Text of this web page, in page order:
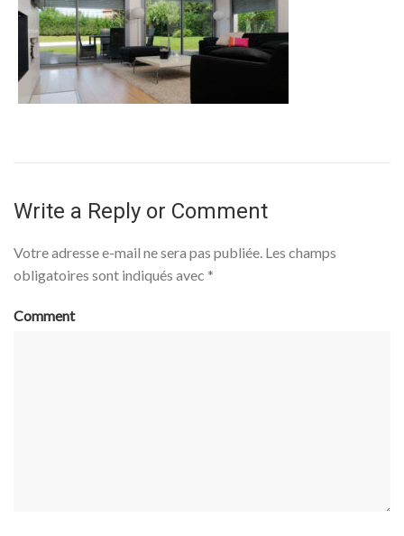
Write a Reply or Comment
Votre adresse e-mail ne sera pas publiée. Les champs
obligatoires sont indiqués avec *
Comment